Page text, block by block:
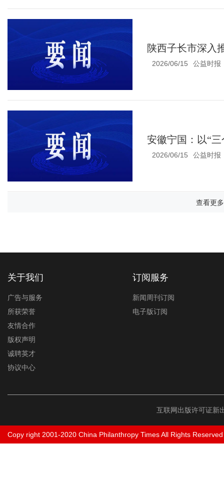
陕西子长市深入
2026/06/15 公益时报
安徽宁国：以“
2026/06/15 公益时报
查看更多
关于我们
广告与服务
所获荣誉
友情合作
版权声明
诚聘英才
协议中心
订阅服务
新闻周刊订阅
电子版订阅
互联网出版许可证新
Copy right 2001-2020 China Philanthropy Times All Rights Reserved